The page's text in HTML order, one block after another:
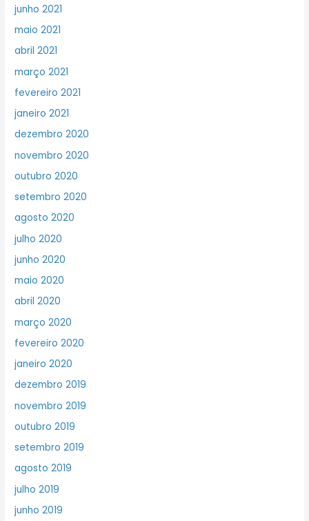
junho 2021
maio 2021
abril 2021
março 2021
fevereiro 2021
janeiro 2021
dezembro 2020
novembro 2020
outubro 2020
setembro 2020
agosto 2020
julho 2020
junho 2020
maio 2020
abril 2020
março 2020
fevereiro 2020
janeiro 2020
dezembro 2019
novembro 2019
outubro 2019
setembro 2019
agosto 2019
julho 2019
junho 2019